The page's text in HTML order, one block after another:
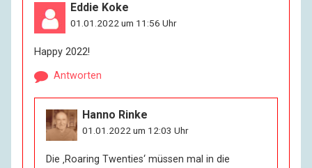
Eddie Koke
01.01.2022 um 11:56 Uhr
Happy 2022!
Antworten
Hanno Rinke
01.01.2022 um 12:03 Uhr
Die ‚Roaring Twenties‘ müssen mal in die